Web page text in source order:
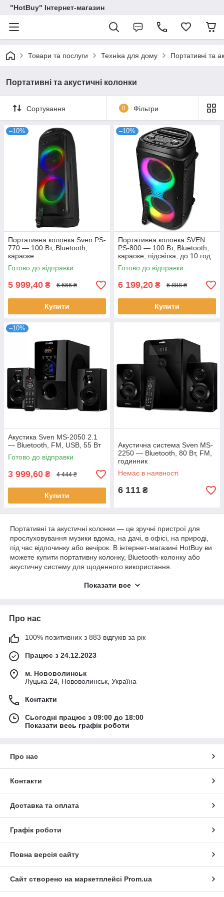
"HotBuy" Інтернет-магазин
Товари та послуги Техніка для дому Портативні та
Портативні та акустичні колонки
Сортування 0 Фільтри
–10%
Портативна колонка Sven PS-
770 — 100 Вт, Bluetooth,
караоке
Готово до відправки
5 999,40 ₴ 6 666 ₴
Купити
–10%
Портативна колонка SVEN
PS-800 — 100 Вт, Bluetooth,
караоке, підсвітка, до 10 год
Готово до відправки
6 199,20 ₴ 6 888 ₴
Купити
–10%
Акустика Sven MS-2050 2.1
— Bluetooth, FM, USB, 55 Вт
Готово до відправки
3 999,60 ₴ 4 444 ₴
Купити
Акустична система Sven MS-
2250 — Bluetooth, 80 Вт, FM,
годинник
Немає в наявності
6 111 ₴
Портативні та акустичні колонки — це зручні пристрої для
прослуховування музики вдома, на дачі, в офісі, на природі,
під час відпочинку або вечірок. В інтернет-магазині HotBuy ви
можете купити портативну колонку, Bluetooth-колонку або
акустичну систему для щоденного використання.
моделі, домашня акустика, колонки для комп’ютера,
підключати смартфон, планшет, ноутбук або інші джерела
Обирайте портативні та акустичні колонки онлайн в HotBuy та
замовляйте потрібну модель з доставкою по Україні.
Показати все
Про нас
100% позитивних з 883 відгуків за рік
Працює з 24.12.2023
м. Нововолинськ
Луцька 24, Нововолинськ, Україна
Контакти
Сьогодні працює з 09:00 до 18:00
Показати весь графік роботи
Про нас
Контакти
Доставка та оплата
Графік роботи
Повна версія сайту
Сайт створено на маркетплейсі Prom.ua